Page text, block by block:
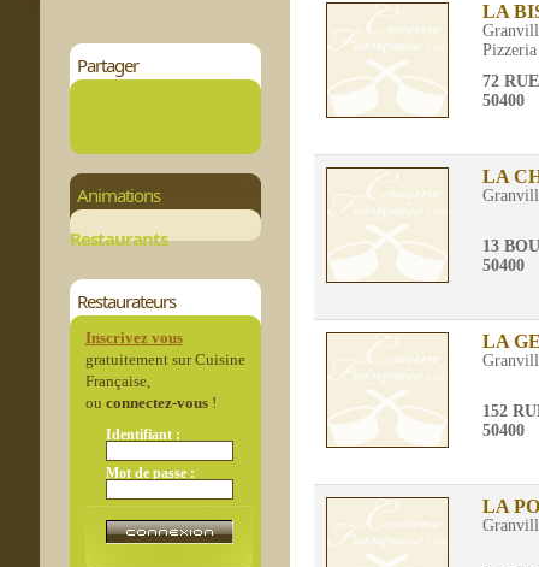
Partager
Animations
Restaurants
Restaurateurs
Inscrivez vous
gratuitement sur Cuisine
Française,
ou connectez-vous!
Identifiant :
Mot de passe :
LA
Pizzeria
72
50400
LA
13
50400
LA
152
50400
LA